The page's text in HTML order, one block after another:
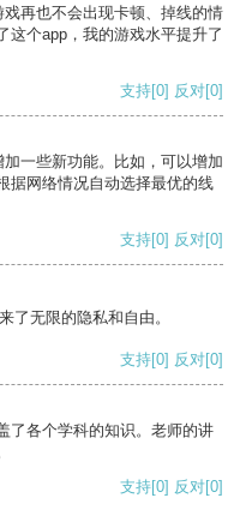
再也不会出现卡顿、掉线的情
这个app，我的游戏水平提升了
支持[0] 反对[0]
一些新功能。比如，可以增加
据网络情况自动选择最优的线
支持[0] 反对[0]
了无限的隐私和自由。
支持[0] 反对[0]
了各个学科的知识。老师的讲
支持[0] 反对[0]